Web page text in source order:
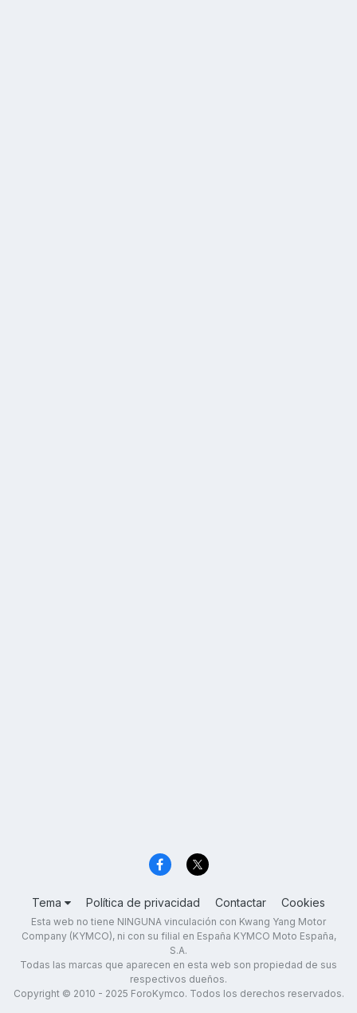
Tema Política de privacidad Contactar Cookies
Esta web no tiene NINGUNA vinculación con Kwang Yang Motor
Company (KYMCO), ni con su filial en España KYMCO Moto España,
S.A.
Todas las marcas que aparecen en esta web son propiedad de sus
respectivos dueños.
Copyright © 2010 - 2025 ForoKymco. Todos los derechos reservados.